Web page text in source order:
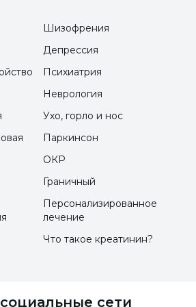
так, как будто они хуже,
и пугать их, следует
за вирус и каковы
установив эффективную
Объяснение способов
им чувствовать себя в
Шизофрения
Депрессия
Психиатрия
Неврология
Ухо, горло и нос
Паркинсон
ОКР
Граничный
Персонализированное
лечение
Что такое креатинин?
сети